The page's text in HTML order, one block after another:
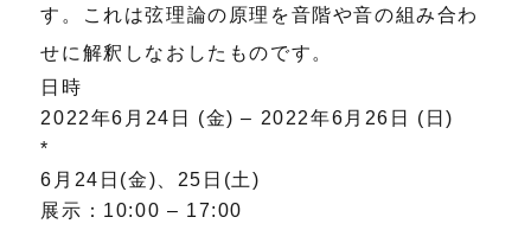
す。これは弦理論の原理を音階や音の組み合わ
せに解釈しなおしたものです。
日時
2022年6月24日 (金) – 2022年6月26日 (日)
*
6月24日(金)、25日(土)
展示：10:00 – 17:00